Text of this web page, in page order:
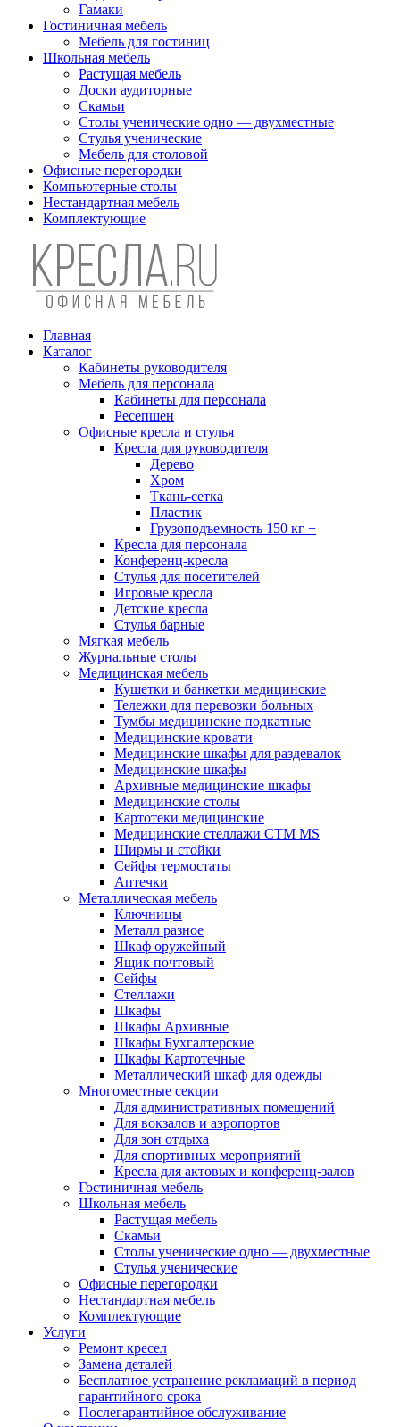
Гамаки
Гостиничная мебель
Мебель для гостиниц
Школьная мебель
Растущая мебель
Доски аудиторные
Скамьи
Столы ученические одно — двухместные
Стулья ученические
Мебель для столовой
Офисные перегородки
Компьютерные столы
Нестандартная мебель
Комплектующие
Главная
Каталог
Кабинеты руководителя
Мебель для персонала
Кабинеты для персонала
Ресепшен
Офисные кресла и стулья
Кресла для руководителя
Дерево
Хром
Ткань-сетка
Пластик
Грузоподъемность 150 кг +
Кресла для персонала
Конференц-кресла
Стулья для посетителей
Игровые кресла
Детские кресла
Стулья барные
Мягкая мебель
Журнальные столы
Медицинская мебель
Кушетки и банкетки медицинские
Тележки для перевозки больных
Тумбы медицинские подкатные
Медицинские кровати
Медицинские шкафы для раздевалок
Медицинские шкафы
Архивные медицинские шкафы
Медицинские столы
Картотеки медицинские
Медицинские стеллажи CTM MS
Ширмы и стойки
Сейфы термостаты
Аптечки
Металлическая мебель
Ключницы
Металл разное
Шкаф оружейный
Ящик почтовый
Сейфы
Стеллажи
Шкафы
Шкафы Архивные
Шкафы Бухгалтерские
Шкафы Картотечные
Металлический шкаф для одежды
Многоместные секции
Для административных помещений
Для вокзалов и аэропортов
Для зон отдыха
Для спортивных мероприятий
Кресла для актовых и конференц-залов
Гостиничная мебель
Школьная мебель
Растущая мебель
Скамьи
Столы ученические одно — двухместные
Стулья ученические
Офисные перегородки
Нестандартная мебель
Комплектующие
Услуги
Ремонт кресел
Замена деталей
Бесплатное устранение рекламаций в период
гарантийного срока
Послегарантийное обслуживание